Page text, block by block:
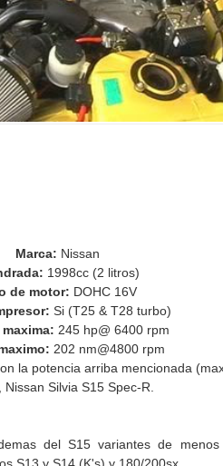
Marca: Nissan
1998cc (2 litros)
de motor: DOHC 16V
Si (T25 & T28 turbo)
245 hp@ 6400 rpm
202 nm@4800 rpm
la potencia arriba mencionada
Nissan Silvia S15 Spec-R.
del S15 variantes de menos